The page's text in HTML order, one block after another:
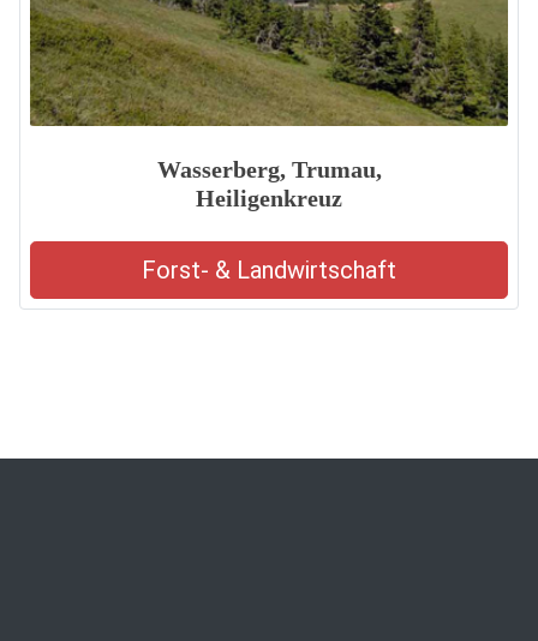
Wasserberg, Trumau,
Heiligenkreuz
Forst- & Landwirtschaft